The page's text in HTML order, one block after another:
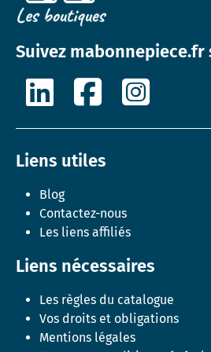
Suivez mabonnepiece.fr
Liens utiles
Blog
Contactez-nous
Les liens affiliés
Liens nécessaires
Les règles du catalogue
Vos droits et obligations
Mentions légales